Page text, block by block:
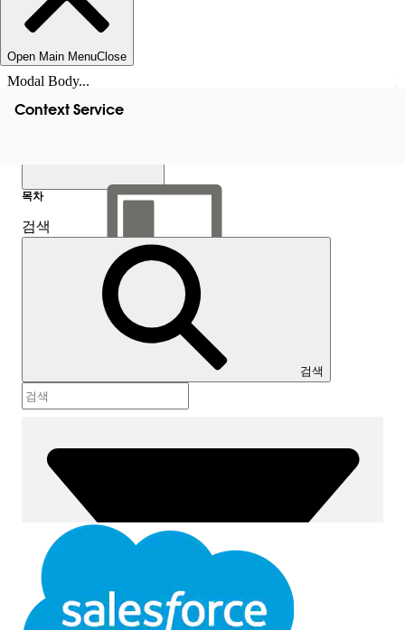
Open Main MenuClose
Modal Body...
Context Service
목차 표시
목차
검색
검색